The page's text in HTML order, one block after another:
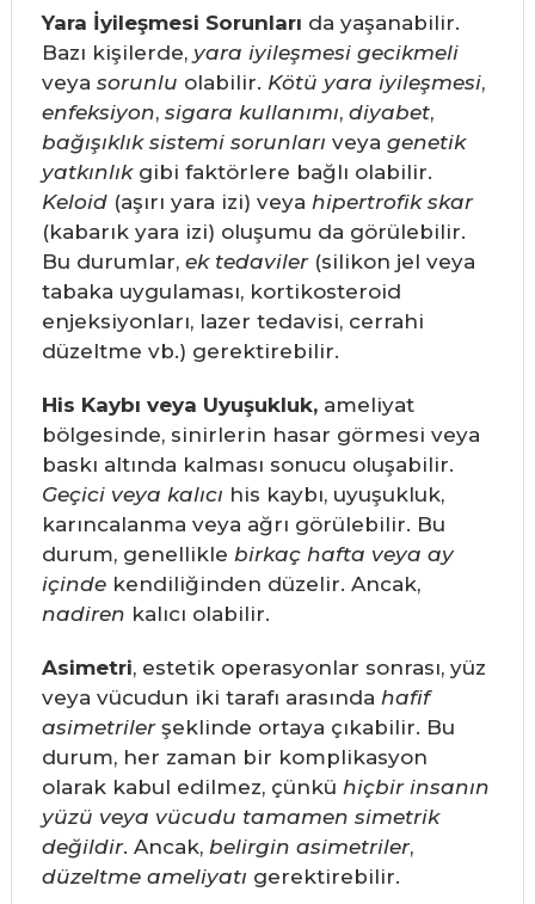
Yara İyileşmesi Sorunları da yaşanabilir.
Bazı kişilerde, yara iyileşmesi gecikmeli
veya sorunlu olabilir. Kötü yara iyileşmesi,
enfeksiyon, sigara kullanımı, diyabet,
bağışıklık sistemi sorunları veya genetik
yatkınlıkgibi faktörlere bağlı olabilir.
Keloid(aşırı yara izi) veya hipertrofik skar
(kabarık yara izi) oluşumu da görülebilir.
Bu durumlar, ek tedaviler(silikon jel veya
tabaka uygulaması, kortikosteroid
enjeksiyonları, lazer tedavisi, cerrahi
düzeltme vb.) gerektirebilir.
His Kaybı veya Uyuşukluk,ameliyat
bölgesinde, sinirlerin hasar görmesi veya
baskı altında kalması sonucu oluşabilir.
Geçici veya kalıcı his kaybı, uyuşukluk,
karıncalanma veya ağrı görülebilir. Bu
durum, genellikle birkaç hafta veya ay
içindekendiliğinden düzelir. Ancak,
nadiren kalıcı olabilir.
Asimetri, estetik operasyonlar sonrası, yüz
veya vücudun iki tarafı arasında hafif
asimetrilerşeklinde ortaya çıkabilir. Bu
durum, her zaman bir komplikasyon
olarak kabul edilmez, çünkü hiçbir insanın
yüzü veya vücudu tamamen simetrik
değildir. Ancak, belirgin asimetriler,
düzeltme ameliyatı gerektirebilir.